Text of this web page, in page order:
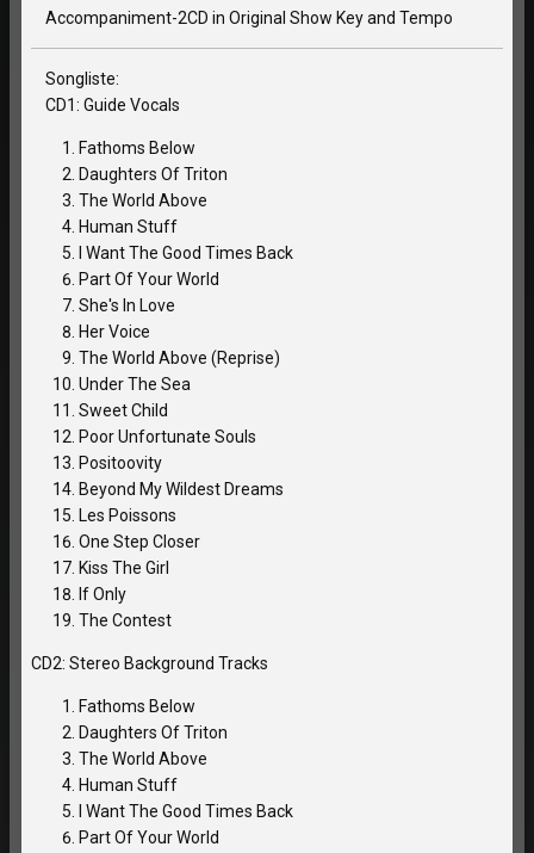
Accompaniment-2CD in Original Show Key and Tempo
Songliste:
CD1: Guide Vocals
Fathoms Below
Daughters Of Triton
The World Above
Human Stuff
I Want The Good Times Back
Part Of Your World
She's In Love
Her Voice
The World Above (Reprise)
Under The Sea
Sweet Child
Poor Unfortunate Souls
Positoovity
Beyond My Wildest Dreams
Les Poissons
One Step Closer
Kiss The Girl
If Only
The Contest
CD2: Stereo Background Tracks
Fathoms Below
Daughters Of Triton
The World Above
Human Stuff
I Want The Good Times Back
Part Of Your World